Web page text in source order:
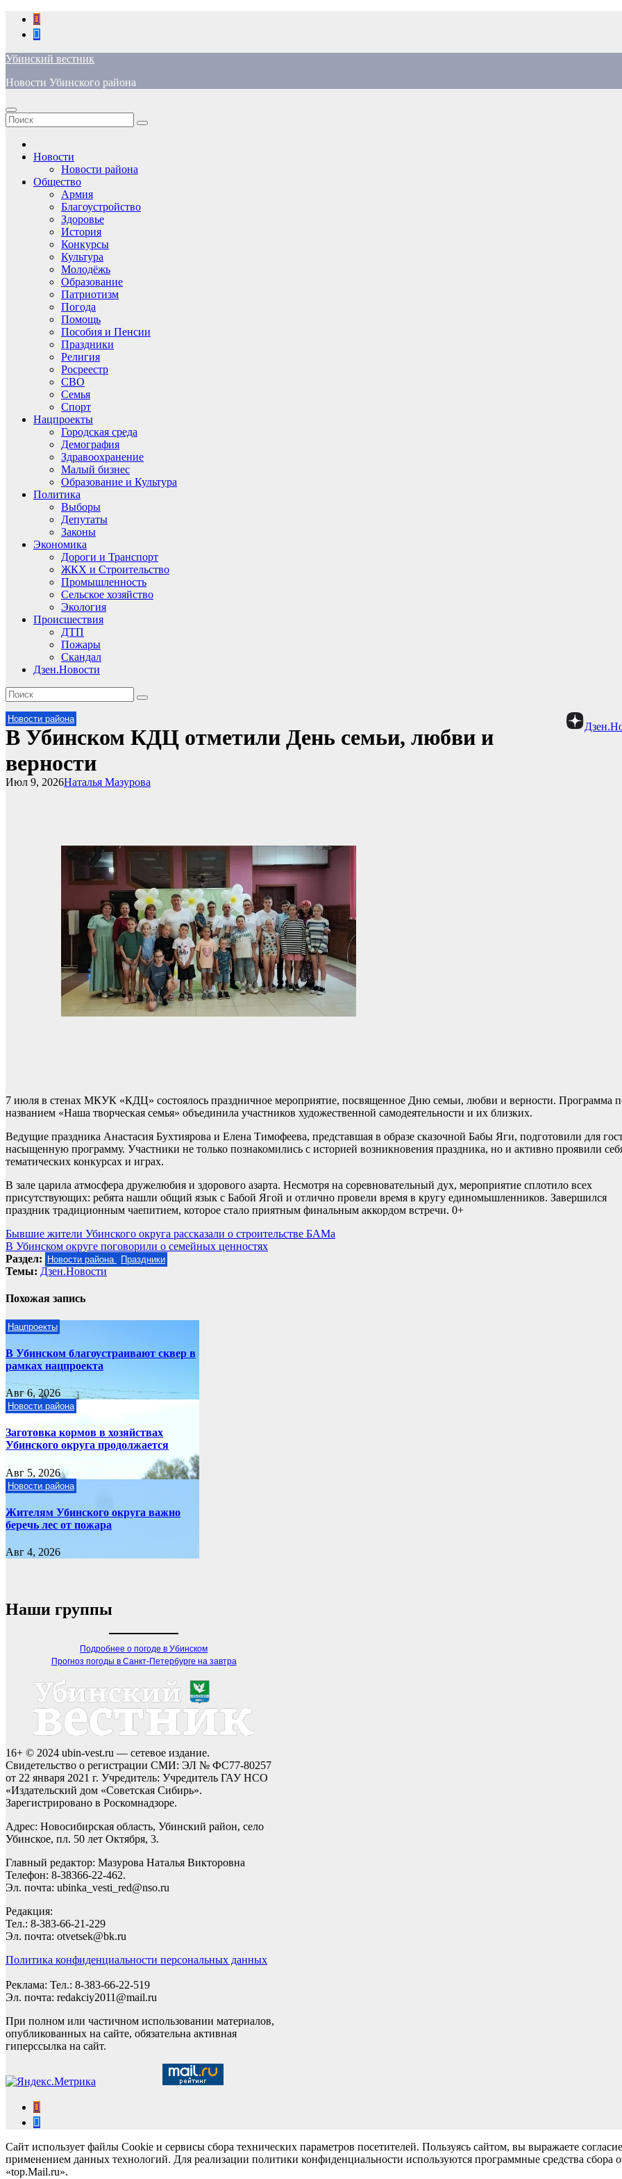
Перейти
содержимому
Убинский вестник
Новости Убинского района
Новости
Новости района
Общество
Армия
Благоустройство
Здоровье
История
Конкурсы
Культура
Молодёжь
Образование
Патриотизм
Погода
Помощь
Пособия и Пенсии
Праздники
Религия
Росреестр
СВО
Семья
Спорт
Нацпроекты
Городская среда
Демография
Здравоохранение
Малый бизнес
Образование и Культура
Политика
Выборы
Депутаты
Законы
Экономика
Дороги и Транспорт
ЖКХ и Строительство
Промышленность
Сельское хозяйство
Экология
Происшествия
ДТП
Пожары
Скандал
Дзен.Новости
Новости района
В Убинском КДЦ отметили День семьи, любви и
верности
Наталья Мазурова
Июл 9, 2026
7 июля в стенах МКУК «КДЦ» состоялось праздничное мероприятие, посвященное Дню семьи, любви и верности. Программа
названием «Наша творческая семья» объединила участников художественной самодеятельности и их близких.
Ведущие праздника Анастасия Бухтиярова и Елена Тимофеева, представшая в образе сказочной Бабы Яги, подготовили для
насыщенную программу. Участники не только познакомились с историей возникновения праздника, но и активно проявили
тематических конкурсах и играх.
В зале царила атмосфера дружелюбия и здорового азарта. Несмотря на соревновательный дух, мероприятие сплотило всех
присутствующих: ребята нашли общий язык с Бабой Ягой и отлично провели время в кругу единомышленников. Завершился
праздник традиционным чаепитием, которое стало приятным финальным аккордом встречи. 0+
Навигация
по
записям
Бывшие жители Убинского округа рассказали о строительстве БАМа
В Убинском округе поговорили о семейных ценностях
Раздел:
Новости района Праздники
Темы: Дзен.Новости
Похожая запись
Нацпроекты
В Убинском благоустраивают сквер в
рамках нацпроекта
Авг 6, 2026
Новости района
Заготовка кормов в хозяйствах
Убинского округа продолжается
Авг 5, 2026
Новости района
Жителям Убинского округа важно
беречь лес от пожара
Авг 4, 2026
Наши группы
Подробнее о погоде в Убинском
Прогноз погоды в Санкт-Петербурге на завтра
16+ © 2024 ubin-vest.ru — сетевое издание.
Свидетельство о регистрации СМИ: ЭЛ № ФС77-80257
от 22 января 2021 г. Учредитель: Учредитель ГАУ НСО
«Издательский дом «Советская Сибирь».
Зарегистрировано в Роскомнадзоре.
Адрес: Новосибирская область, Убинский район, село
Убинское, пл. 50 лет Октября, 3.
Главный редактор: Мазурова Наталья Викторовна
Телефон: 8-38366-22-462.
Эл. почта: ubinka_vesti_red@nso.ru
Редакция:
Тел.: 8-383-66-21-229
Эл. почта: otvetsek@bk.ru
Политика конфиденциальности персональных данных
Реклама: Тел.: 8-383-66-22-519
Эл. почта: redakciy2011@mail.ru
При полном или частичном использовании материалов,
опубликованных на сайте, обязательна активная
гиперссылка на сайт.
Сайт использует файлы Cookie и сервисы сбора технических параметров посетителей. Пользуясь сайтом, вы выражаете
применением данных технологий. Для реализации политики конфиденциальности используются программные средства
«top.Mail.ru».